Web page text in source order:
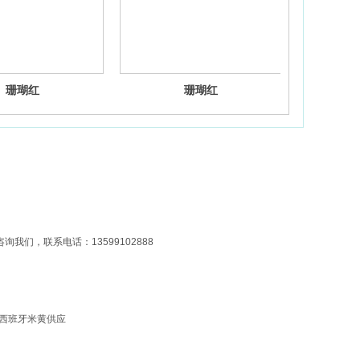
珊瑚红 珊瑚红
询我们，联系电话：13599102888
班牙米黄供应